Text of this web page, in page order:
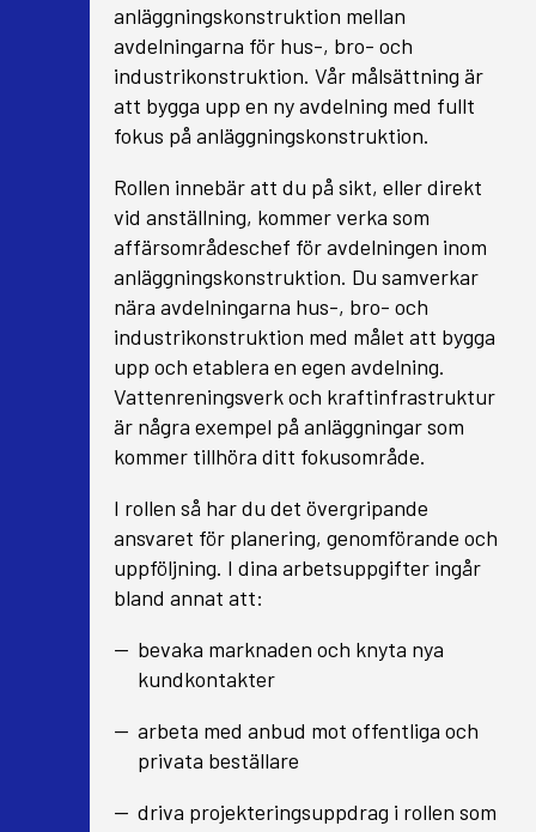
anläggningskonstruktion mellan
avdelningarna för hus-, bro- och
industrikonstruktion. Vår målsättning är
att bygga upp en ny avdelning med fullt
fokus på anläggningskonstruktion.
Rollen innebär att du på sikt, eller direkt
vid anställning, kommer verka som
affärsområdeschef för avdelningen inom
anläggningskonstruktion. Du samverkar
nära avdelningarna hus-, bro- och
industrikonstruktion med målet att bygga
upp och etablera en egen avdelning.
Vattenreningsverk och kraftinfrastruktur
är några exempel på anläggningar som
kommer tillhöra ditt fokusområde.
I rollen så har du det övergripande
ansvaret för planering, genomförande och
uppföljning. I dina arbetsuppgifter ingår
bland annat att:
bevaka marknaden och knyta nya
kundkontakter
arbeta med anbud mot offentliga och
privata beställare
driva projekteringsuppdrag i rollen som